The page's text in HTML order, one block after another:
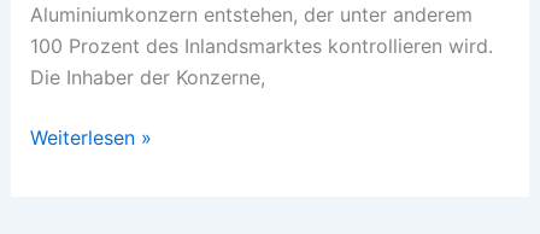
Aluminiumkonzern entstehen, der unter anderem
100 Prozent des Inlandsmarktes kontrollieren wird.
Die Inhaber der Konzerne,
Oligarchenhochzeit
Weiterlesen »